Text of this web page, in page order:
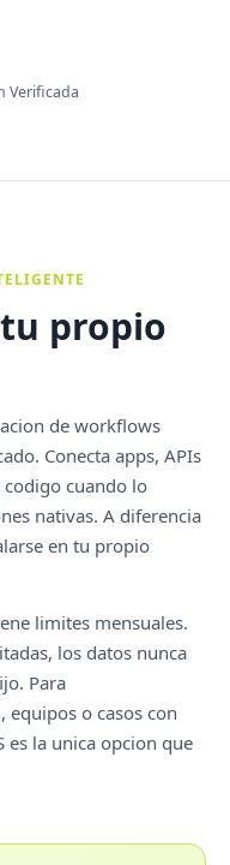
Verificada
propio
de workflows
Conecta apps, APIs
codigo cuando lo
nativas. A diferencia
en tu propio
limites mensuales.
los datos nunca
Para
o casos con
es la unica opcion que